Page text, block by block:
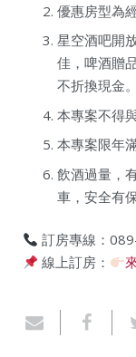
優惠房型為
星空酒吧開
佳，啤酒贈
不折換現金。
本專案不得
本專案限年
飲酒過量，
車，安全有保
訂房專線：
線上訂房：